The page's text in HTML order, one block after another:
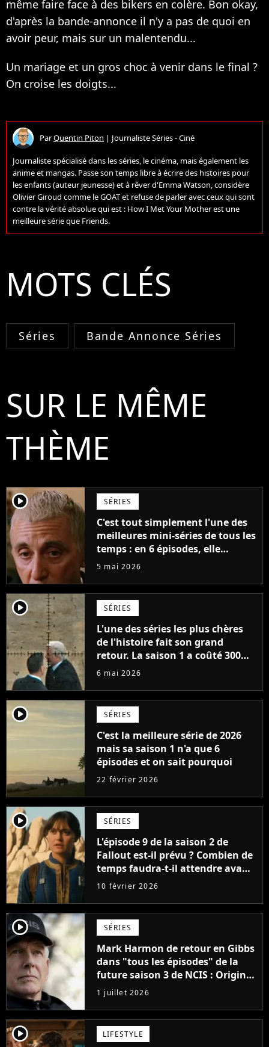
même faire face à des bikers en colère. Bon okay,
d'après la bande-annonce il n'y a pas de quoi en
avoir peur, mais sur un malentendu...
Un mariage et un gros choc à venir dans le final ?
On croise les doigts...
ParQuentin Piton | Journaliste Séries - Ciné
Journaliste spécialisé dans les séries, le cinéma, mais également les
anime et mangas. Passe son temps libre à écrire des histoires pour
les enfants (auteur jeunesse) et à rêver d'Emma Watson, considère
Olivier Giroud comme le GOAT et refuse de parler avec ceux qui sont
contre la vérité absolue qui est : How I Met Your Mother est une
meilleure série que Friends.
MOTS CLÉS
Séries Bande Annonce Séries
SUR LE MÊME
THÈME
player2 SÉRIES
C'est tout simplement l'une des
meilleures mini-séries de tous les
temps : en 6 épisodes, elle
accomplit plus que d'autres
5 mai 2026
player2 SÉRIES
L'une des séries les plus chères
de l'histoire fait son grand
retour. La saison 1 a coûté 300
millions de dollars pour
6 mai 2026
player2 SÉRIES
C'est la meilleure série de 2026
mais sa saison 1 n'a que 6
épisodes et on sait pourquoi
22 février 2026
player2 SÉRIES
L'épisode 9 de la saison 2 de
Fallout est-il prévu ? Combien de
temps faudra-t-il attendre avant
le prochain épisode ?
10 février 2026
player2 SÉRIES
Mark Harmon de retour en Gibbs
dans "tous les épisodes" de la
future saison 3 de NCIS : Origins,
un gros mystère sera dévoilé
1 juillet 2026
player2 LIFESTYLE